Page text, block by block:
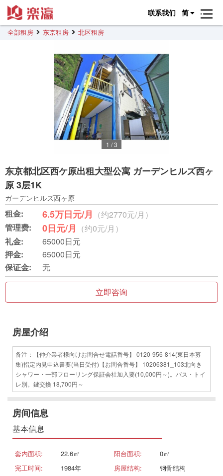
联系我们 简
全部租房 东京租房 北区租房
1 /3
东京都北区西ケ原出租大型公寓 ガーデンヒルズ西ヶ
原 3层1K
ガーデンヒルズ西ヶ原
租金: 6.5万日元/月 （约2770元/月）
管理费:
0日元/月 （约0元/月）
礼金:
65000日元
押金:
65000日元
保证金:
无
立即咨询
房屋介绍
备注：【仲介業者様向けお問合せ電話番号】 0120-956-814(東日本募
集)指定内見申込書要(当日受付)【お問合番号】 10206381_103北向き
シャワー・一部フローリング保証会社加入要(10,000円～)。バス・トイ
レ別。鍵交換 18,700円～
房间信息
基本信息
套内面积: 22.6㎡ 阳台面积:
0㎡
完工时间:
1984年 房屋结构:
钢骨结构